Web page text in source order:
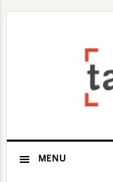
MENU